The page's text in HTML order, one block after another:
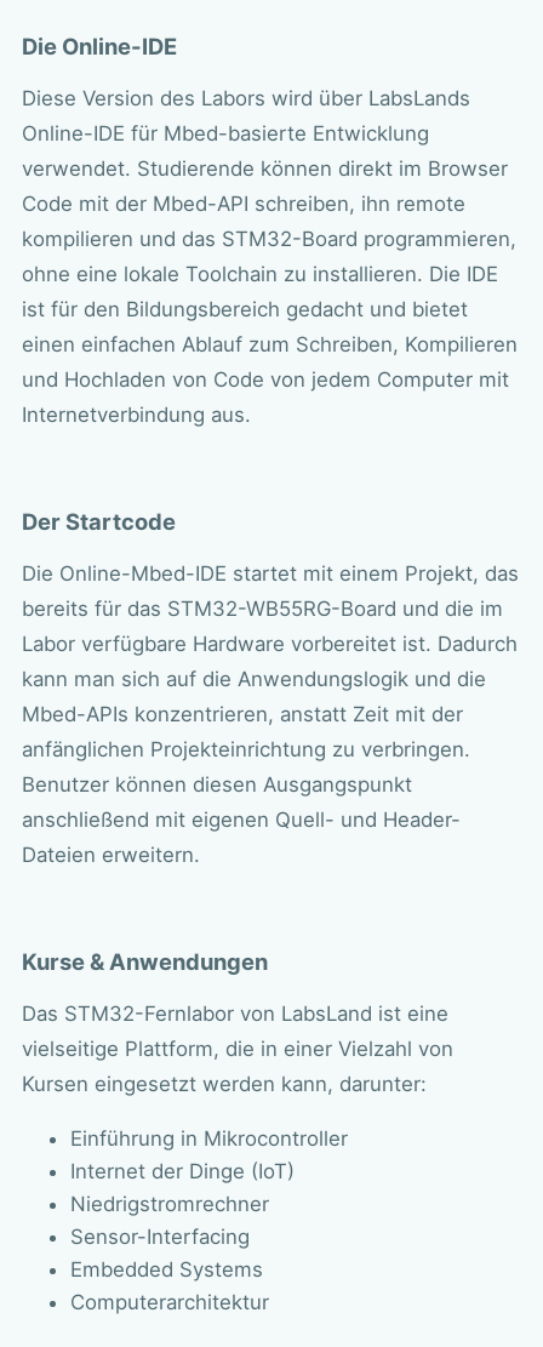
Die Online-IDE
Diese Version des Labors wird über LabsLands
Online-IDE für Mbed-basierte Entwicklung
verwendet. Studierende können direkt im Browser
Code mit der Mbed-API schreiben, ihn remote
kompilieren und das STM32-Board programmieren,
ohne eine lokale Toolchain zu installieren. Die IDE
ist für den Bildungsbereich gedacht und bietet
einen einfachen Ablauf zum Schreiben, Kompilieren
und Hochladen von Code von jedem Computer mit
Internetverbindung aus.
Der Startcode
Die Online-Mbed-IDE startet mit einem Projekt, das
bereits für das STM32-WB55RG-Board und die im
Labor verfügbare Hardware vorbereitet ist. Dadurch
kann man sich auf die Anwendungslogik und die
Mbed-APIs konzentrieren, anstatt Zeit mit der
anfänglichen Projekteinrichtung zu verbringen.
Benutzer können diesen Ausgangspunkt
anschließend mit eigenen Quell- und Header-
Dateien erweitern.
Kurse & Anwendungen
Das STM32-Fernlabor von LabsLand ist eine
vielseitige Plattform, die in einer Vielzahl von
Kursen eingesetzt werden kann, darunter:
Einführung in Mikrocontroller
Internet der Dinge (IoT)
Niedrigstromrechner
Sensor-Interfacing
Embedded Systems
Computerarchitektur